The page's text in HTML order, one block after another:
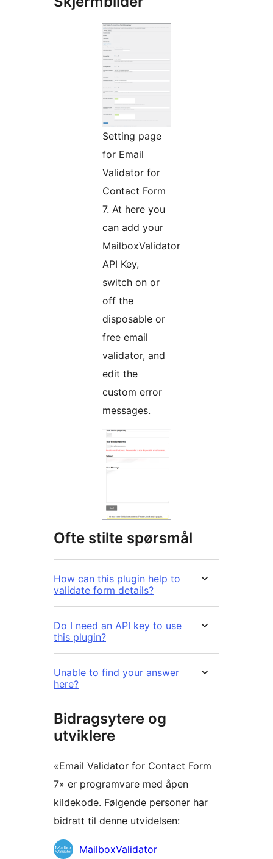
Setting page
for Email
Validator for
Contact Form
7. At here you
can add your
MailboxValidator
API Key,
switch on or
off the
disposable or
free email
validator, and
edit the
custom error
messages.
Ofte stilte spørsmål
How can this plugin help to
validate form details?
Do I need an API key to use
this plugin?
Unable to find your answer
here?
Bidragsytere og
utviklere
«Email Validator for Contact Form
7» er programvare med åpen
kildekode. Følgende personer har
bidratt til denne utvidelsen:
Bidragsytere
MailboxValidator